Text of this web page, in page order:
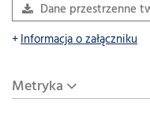
Dane przestrzenne
Informacja o załączniku
Metryka